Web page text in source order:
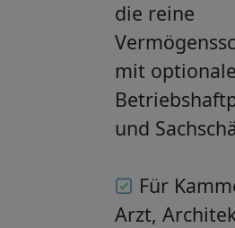
die reine
mit
und
Für
Arzt,